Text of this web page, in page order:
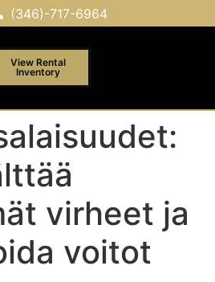
(346)-717-6964
View Rental
Inventory
virheet ja
voitot